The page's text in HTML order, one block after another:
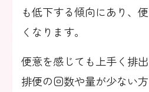
も低下する傾向にあり、
くなります。
便意を感じても上手く排出
排便の回数や量が少ない